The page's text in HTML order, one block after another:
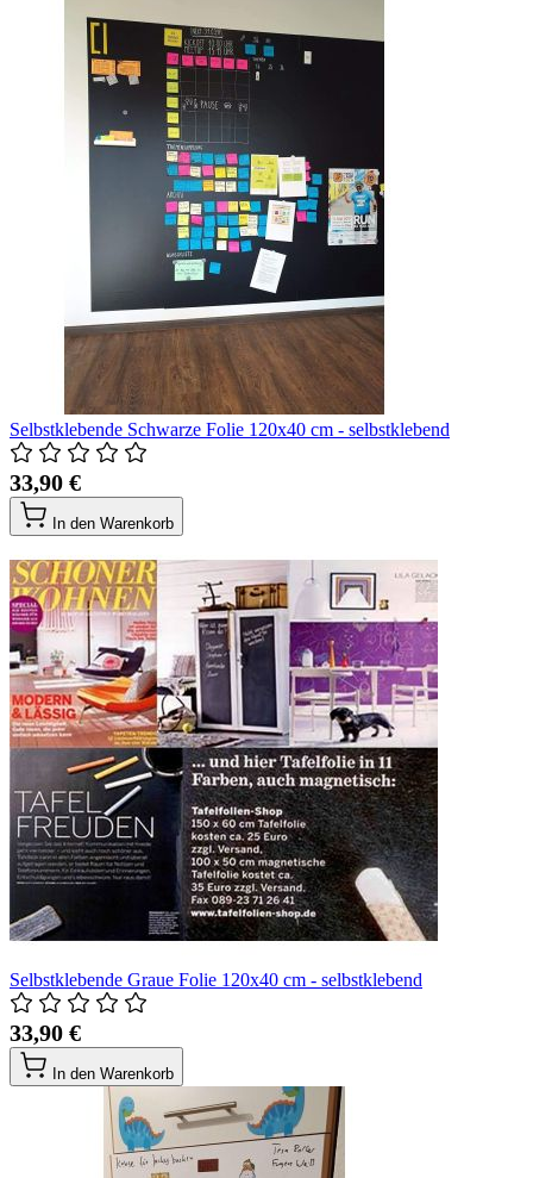
Selbstklebende Schwarze Folie 120x40 cm - selbstklebend
33,90 €
In den Warenkorb
Selbstklebende Graue Folie 120x40 cm - selbstklebend
33,90 €
In den Warenkorb